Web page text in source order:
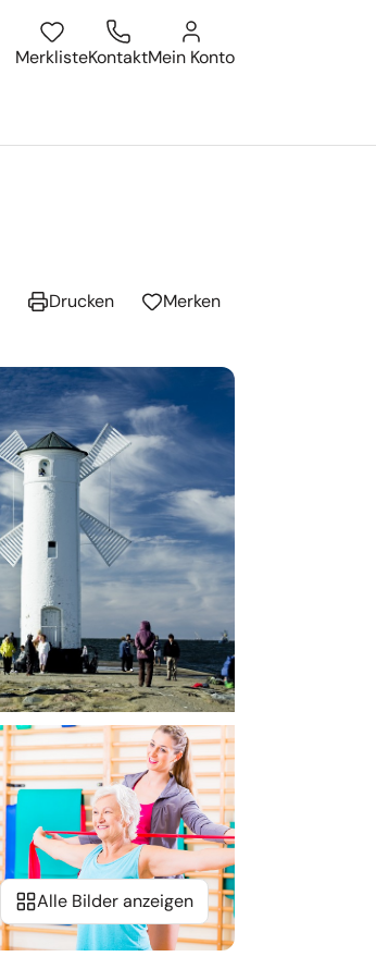
MerklisteKontaktMein Konto
Drucken Merken
Alle Bilder anzeigen